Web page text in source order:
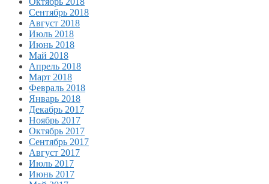
Сентябрь 2018
Август 2018
Июль 2018
Июнь 2018
Май 2018
Апрель 2018
Март 2018
Февраль 2018
Январь 2018
Декабрь 2017
Ноябрь 2017
Октябрь 2017
Сентябрь 2017
Август 2017
Июль 2017
Июнь 2017